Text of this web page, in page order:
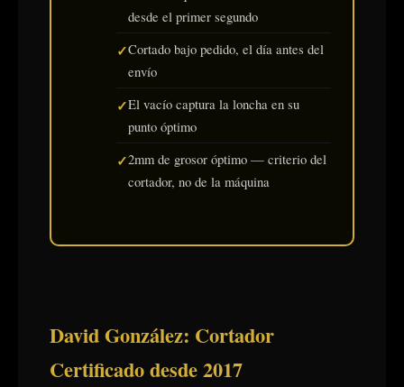
desde el primer segundo
Cortado bajo pedido, el día antes del
envío
El vacío captura la loncha en su
punto óptimo
2mm de grosor óptimo — criterio del
cortador, no de la máquina
David González: Cortador
Certificado desde 2017